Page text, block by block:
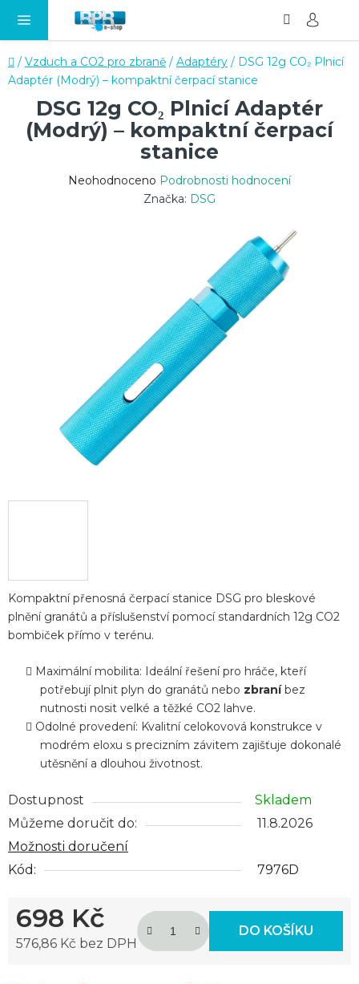
Domů
/ Vzduch a CO2 pro zbraně / Adaptéry / DSG 12g CO₂ Plnicí
Adaptér (Modrý) – kompaktní čerpací stanice
Kompaktní přenosná čerpací stanice DSG pro bleskové
plnění granátů a příslušenství pomocí standardních 12g CO2
bombiček přímo v terénu.
Maximální mobilita: Ideální řešení pro hráče, kteří
potřebují plnit plyn do granátů nebo zbraníbez
nutnosti nosit velké a těžké CO2 lahve.
Odolné provedení: Kvalitní celokovová konstrukce v
modrém eloxu s precizním závitem zajišťuje dokonalé
utěsnění a dlouhou životnost.
Dostupnost
Skladem
Můžeme doručit do:
11.8.2026
Možnosti doručení
Kód:
7976D
698 Kč
576,86 Kč bez DPH
DO KOŠÍKU
DSG 12g CO₂ Plnicí Adaptér
(Modrý) – kompaktní čerpací
stanice
Průměrné
Neohodnoceno Podrobnosti hodnocení
Značka: DSG